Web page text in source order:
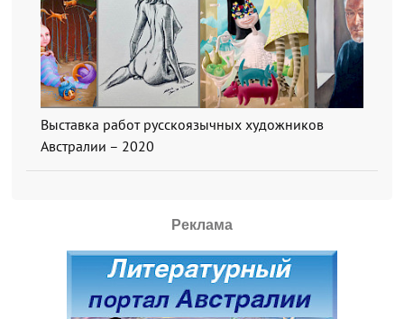
Выставка работ русскоязычных художников
Австралии – 2020
Реклама